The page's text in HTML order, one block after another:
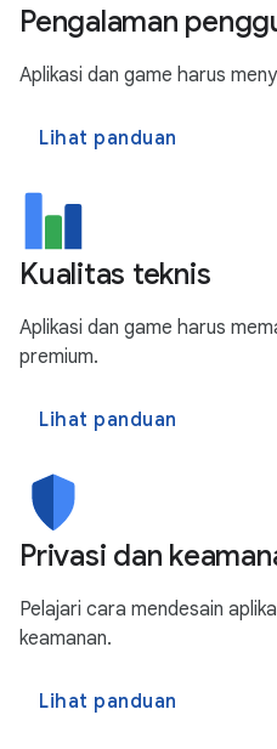
Pengalaman
Aplikasi dan game harus
Lihat panduan
Kualitas teknis
Aplikasi dan game harus
premium.
Lihat panduan
Privasi dan
Pelajari cara mendesain
keamanan.
Lihat panduan